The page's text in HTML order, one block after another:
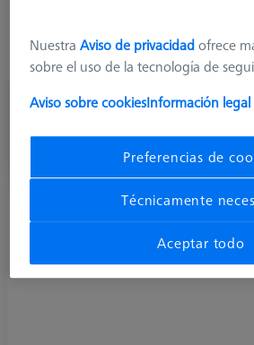
10,10 €
Extensión, M2, acero inoxidable
NuestraAviso de privacidadofrece
sobre el uso de la tecnología de
Aviso sobre cookiesInformación legal
Preferencias de
Técnicamente
Aceptar todo